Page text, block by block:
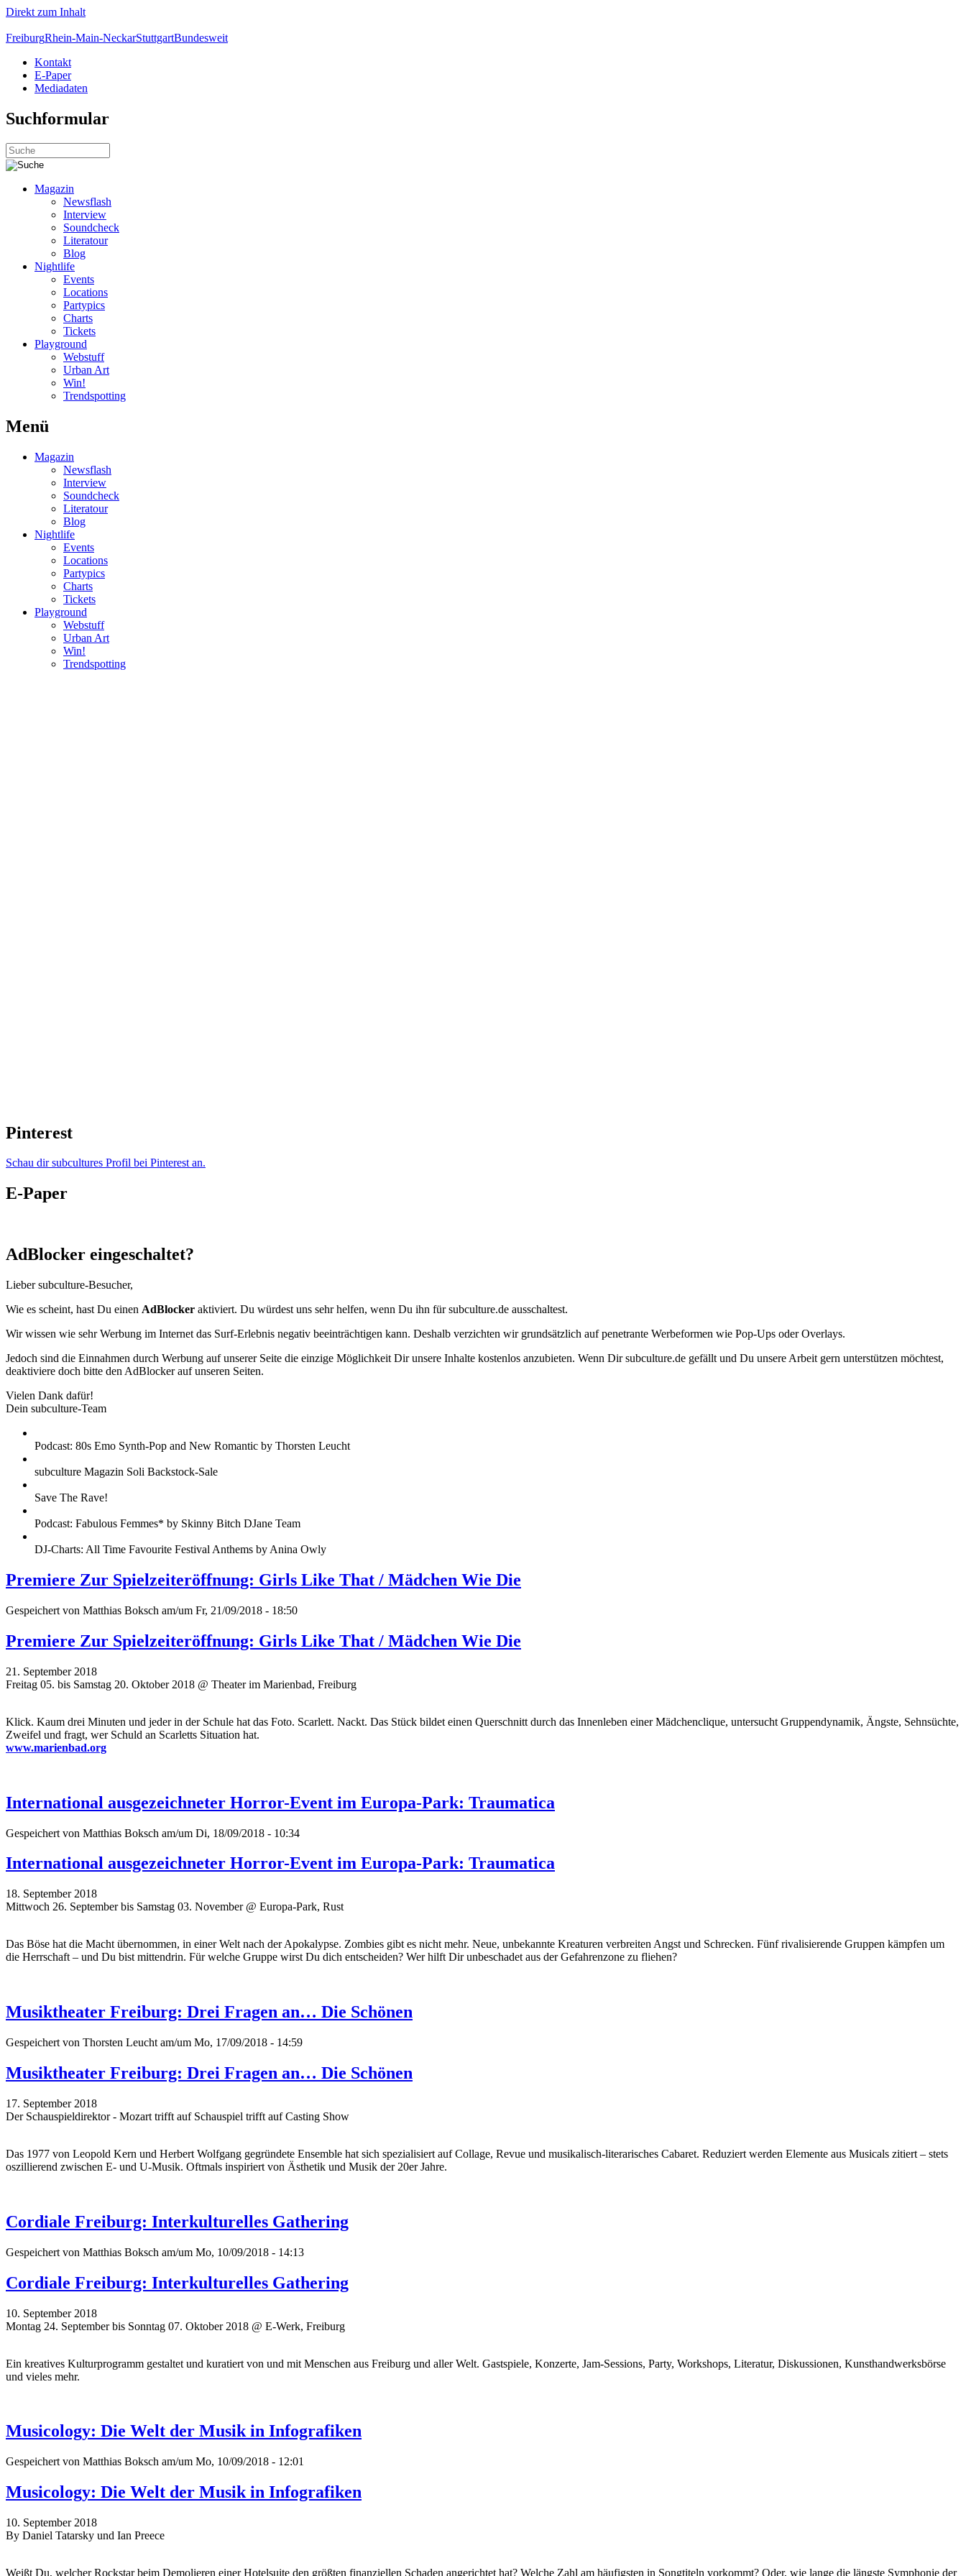
Direkt zum Inhalt
FreiburgRhein-Main-NeckarStuttgartBundesweit
Kontakt
E-Paper
Mediadaten
Suchformular
Magazin
Newsflash
Interview
Soundcheck
Literatour
Blog
Nightlife
Events
Locations
Partypics
Charts
Tickets
Playground
Webstuff
Urban Art
Win!
Trendspotting
Menü
Magazin
Newsflash
Interview
Soundcheck
Literatour
Blog
Nightlife
Events
Locations
Partypics
Charts
Tickets
Playground
Webstuff
Urban Art
Win!
Trendspotting
Pinterest
Schau dir subcultures Profil bei Pinterest an.
E-Paper
AdBlocker eingeschaltet?
Lieber subculture-Besucher,
Wie es scheint, hast Du einen AdBlocker aktiviert. Du würdest uns sehr helfen, wenn Du ihn für subculture.de ausschaltest.
Wir wissen wie sehr Werbung im Internet das Surf-Erlebnis negativ beeinträchtigen kann. Deshalb verzichten wir grundsätzlich auf penetrante Werbeformen wie Pop-Ups oder Overlays.
Jedoch sind die Einnahmen durch Werbung auf unserer Seite die einzige Möglichkeit Dir unsere Inhalte kostenlos anzubieten. Wenn Dir subculture.de gefällt und Du unsere Arbeit gern unterstützen möchtest,
deaktiviere doch bitte den AdBlocker auf unseren Seiten.
Vielen Dank dafür!
Dein subculture-Team
Podcast: 80s Emo Synth-Pop and New Romantic by Thorsten Leucht
subculture Magazin Soli Backstock-Sale
Save The Rave!
Podcast: Fabulous Femmes* by Skinny Bitch DJane Team
DJ-Charts: All Time Favourite Festival Anthems by Anina Owly
Premiere Zur Spielzeiteröffnung: Girls Like That / Mädchen Wie Die
Gespeichert von Matthias Boksch am/um Fr, 21/09/2018 - 18:50
Premiere Zur Spielzeiteröffnung: Girls Like That / Mädchen Wie Die
21. September 2018
Freitag 05. bis Samstag 20. Oktober 2018 @ Theater im Marienbad, Freiburg
Klick. Kaum drei Minuten und jeder in der Schule hat das Foto. Scarlett. Nackt. Das Stück bildet einen Querschnitt durch das Innenleben einer Mädchenclique, untersucht Gruppendynamik, Ängste, Sehnsüchte,
Zweifel und fragt, wer Schuld an Scarletts Situation hat.
www.marienbad.org
International ausgezeichneter Horror-Event im Europa-Park: Traumatica
Gespeichert von Matthias Boksch am/um Di, 18/09/2018 - 10:34
International ausgezeichneter Horror-Event im Europa-Park: Traumatica
18. September 2018
Mittwoch 26. September bis Samstag 03. November @ Europa-Park, Rust
Das Böse hat die Macht übernommen, in einer Welt nach der Apokalypse. Zombies gibt es nicht mehr. Neue, unbekannte Kreaturen verbreiten Angst und Schrecken. Fünf rivalisierende Gruppen kämpfen um
die Herrschaft – und Du bist mittendrin. Für welche Gruppe wirst Du dich entscheiden? Wer hilft Dir unbeschadet aus der Gefahrenzone zu fliehen?
Musiktheater Freiburg: Drei Fragen an… Die Schönen
Gespeichert von Thorsten Leucht am/um Mo, 17/09/2018 - 14:59
Musiktheater Freiburg: Drei Fragen an… Die Schönen
17. September 2018
Der Schauspieldirektor - Mozart trifft auf Schauspiel trifft auf Casting Show
Das 1977 von Leopold Kern und Herbert Wolfgang gegründete Ensemble hat sich spezialisiert auf Collage, Revue und musikalisch-literarisches Cabaret. Reduziert werden Elemente aus Musicals zitiert – stets
oszillierend zwischen E- und U-Musik. Oftmals inspiriert von Ästhetik und Musik der 20er Jahre.
Cordiale Freiburg: Interkulturelles Gathering
Gespeichert von Matthias Boksch am/um Mo, 10/09/2018 - 14:13
Cordiale Freiburg: Interkulturelles Gathering
10. September 2018
Montag 24. September bis Sonntag 07. Oktober 2018 @ E-Werk, Freiburg
Ein kreatives Kulturprogramm gestaltet und kuratiert von und mit Menschen aus Freiburg und aller Welt. Gastspiele, Konzerte, Jam-Sessions, Party, Workshops, Literatur, Diskussionen, Kunsthandwerksbörse
und vieles mehr.
Musicology: Die Welt der Musik in Infografiken
Gespeichert von Matthias Boksch am/um Mo, 10/09/2018 - 12:01
Musicology: Die Welt der Musik in Infografiken
10. September 2018
By Daniel Tatarsky und Ian Preece
Weißt Du, welcher Rockstar beim Demolieren einer Hotelsuite den größten finanziellen Schaden angerichtet hat? Welche Zahl am häufigsten in Songtiteln vorkommt? Oder, wie lange die längste Symphonie der